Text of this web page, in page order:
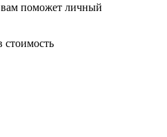
поможет личный
стоимость